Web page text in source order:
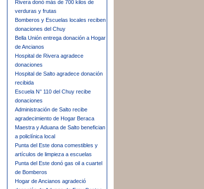
Rivera donó más de 700 kilos de
verduras y frutas
Bomberos y Escuelas locales reciben
donaciones del Chuy
Bella Unión entrega donación a Hogar
de Ancianos
Hospital de Rivera agradece
donaciones
Hospital de Salto agradece donación
recibida
Escuela N° 110 del Chuy recibe
donaciones
Administración de Salto recibe
agradecimiento de Hogar Beraca
Maestra y Aduana de Salto benefician
a policlínica local
Punta del Este dona comestibles y
artículos de limpieza a escuelas
Punta del Este donó gas oil a cuartel
de Bomberos
Hogar de Ancianos agradeció